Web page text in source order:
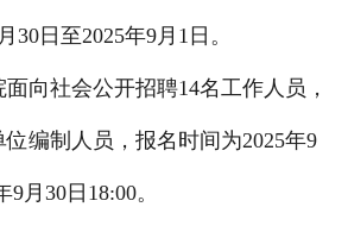
30日至2025年9月1日。
社会公开招聘14名工作人员，
编制人员，报名时间为2025年9
9月30日18:00。